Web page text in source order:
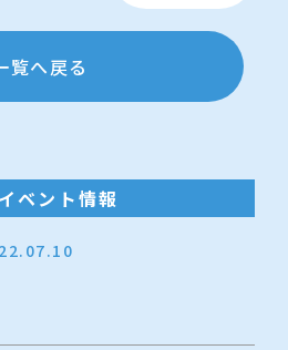
覧へ戻る
ベント情報